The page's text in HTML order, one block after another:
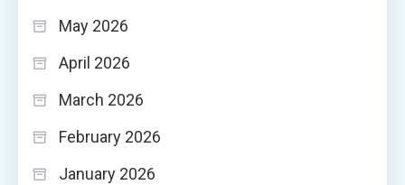
May 2026
April 2026
March 2026
February 2026
January 2026